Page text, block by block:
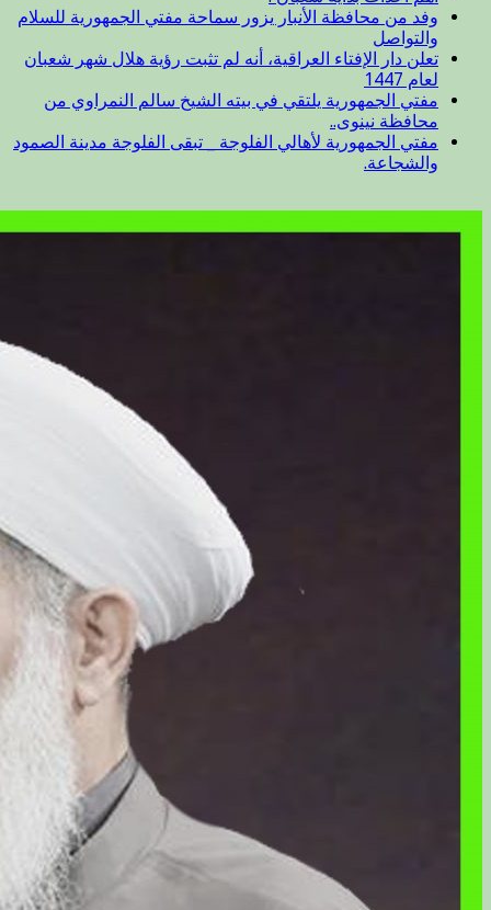
وفد من محافظة الأنبار يزور سماحة مفتي الجمهورية للسلام
والتواصل
تعلن دار الإفتاء العراقية، أنه لم تثبت رؤية هلال شهر شعبان
لعام 1447
مفتي الجمهورية يلتقي في بيته الشيخ سالم النمراوي من
محافظة نينوى..
مفتي الجمهورية لأهالي الفلوجة _ تبقى الفلوجة مدينة الصمود
والشجاعة.